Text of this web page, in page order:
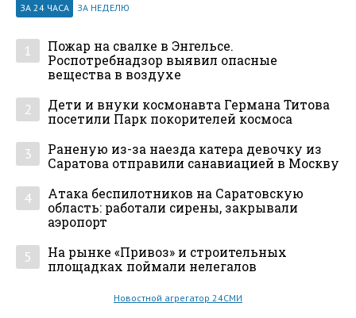
ЗА 24 ЧАСА ЗА НЕДЕЛЮ
1
Пожар на свалке в Энгельсе.
Роспотребнадзор выявил опасные
вещества в воздухе
2
Дети и внуки космонавта Германа Титова
посетили Парк покорителей космоса
3
Раненую из-за наезда катера девочку из
Саратова отправили санавиацией в Москву
4
Атака беспилотников на Саратовскую
область: работали сирены, закрывали
аэропорт
5
На рынке «Привоз» и строительных
площадках поймали нелегалов
Новостной агрегатор 24СМИ